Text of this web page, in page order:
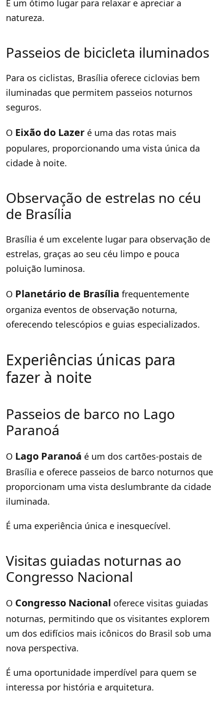
É um ótimo lugar para relaxar e apreciar a
natureza.
Passeios de bicicleta iluminados
Para os ciclistas, Brasília oferece ciclovias bem
iluminadas que permitem passeios noturnos
seguros.
O Eixão do Lazer é uma das rotas mais
populares, proporcionando uma vista única da
cidade à noite.
Observação de estrelas no céu
de Brasília
Brasília é um excelente lugar para observação de
estrelas, graças ao seu céu limpo e pouca
poluição luminosa.
O Planetário de Brasília frequentemente
organiza eventos de observação noturna,
oferecendo telescópios e guias especializados.
Experiências únicas para
fazer à noite
Passeios de barco no Lago
Paranoá
O Lago Paranoá é um dos cartões-postais de
Brasília e oferece passeios de barco noturnos que
proporcionam uma vista deslumbrante da cidade
iluminada.
É uma experiência única e inesquecível.
Visitas guiadas noturnas ao
Congresso Nacional
O Congresso Nacional oferece visitas guiadas
noturnas, permitindo que os visitantes explorem
um dos edifícios mais icônicos do Brasil sob uma
nova perspectiva.
É uma oportunidade imperdível para quem se
interessa por história e arquitetura.